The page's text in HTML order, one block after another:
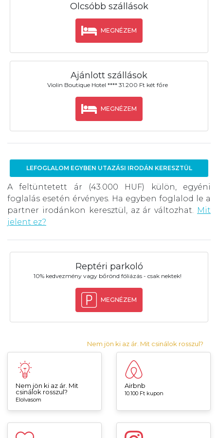
Olcsóbb szállások
MEGNÉZEM
Ajánlott szállások
Violin Boutique Hotel **** 31.200 Ft két főre
MEGNÉZEM
LEFOGLALOM EGYBEN UTAZÁSI IRODÁN KERESZTÜL
A feltüntetett ár (43.000 HUF) külön, egyéni
foglalás esetén érvényes. Ha egyben foglalod le a
partner irodánkon keresztül, az ár változhat. Mit
jelent ez?
Reptéri parkoló
10% kedvezmény vagy bőrönd fóliázás - csak nektek!
MEGNÉZEM
Nem jön ki az ár. Mit csinálok rosszul?
Nem jön ki az ár. Mit
csinálok rosszul?
Elolvasom
Airbnb
10.100 Ft kupon